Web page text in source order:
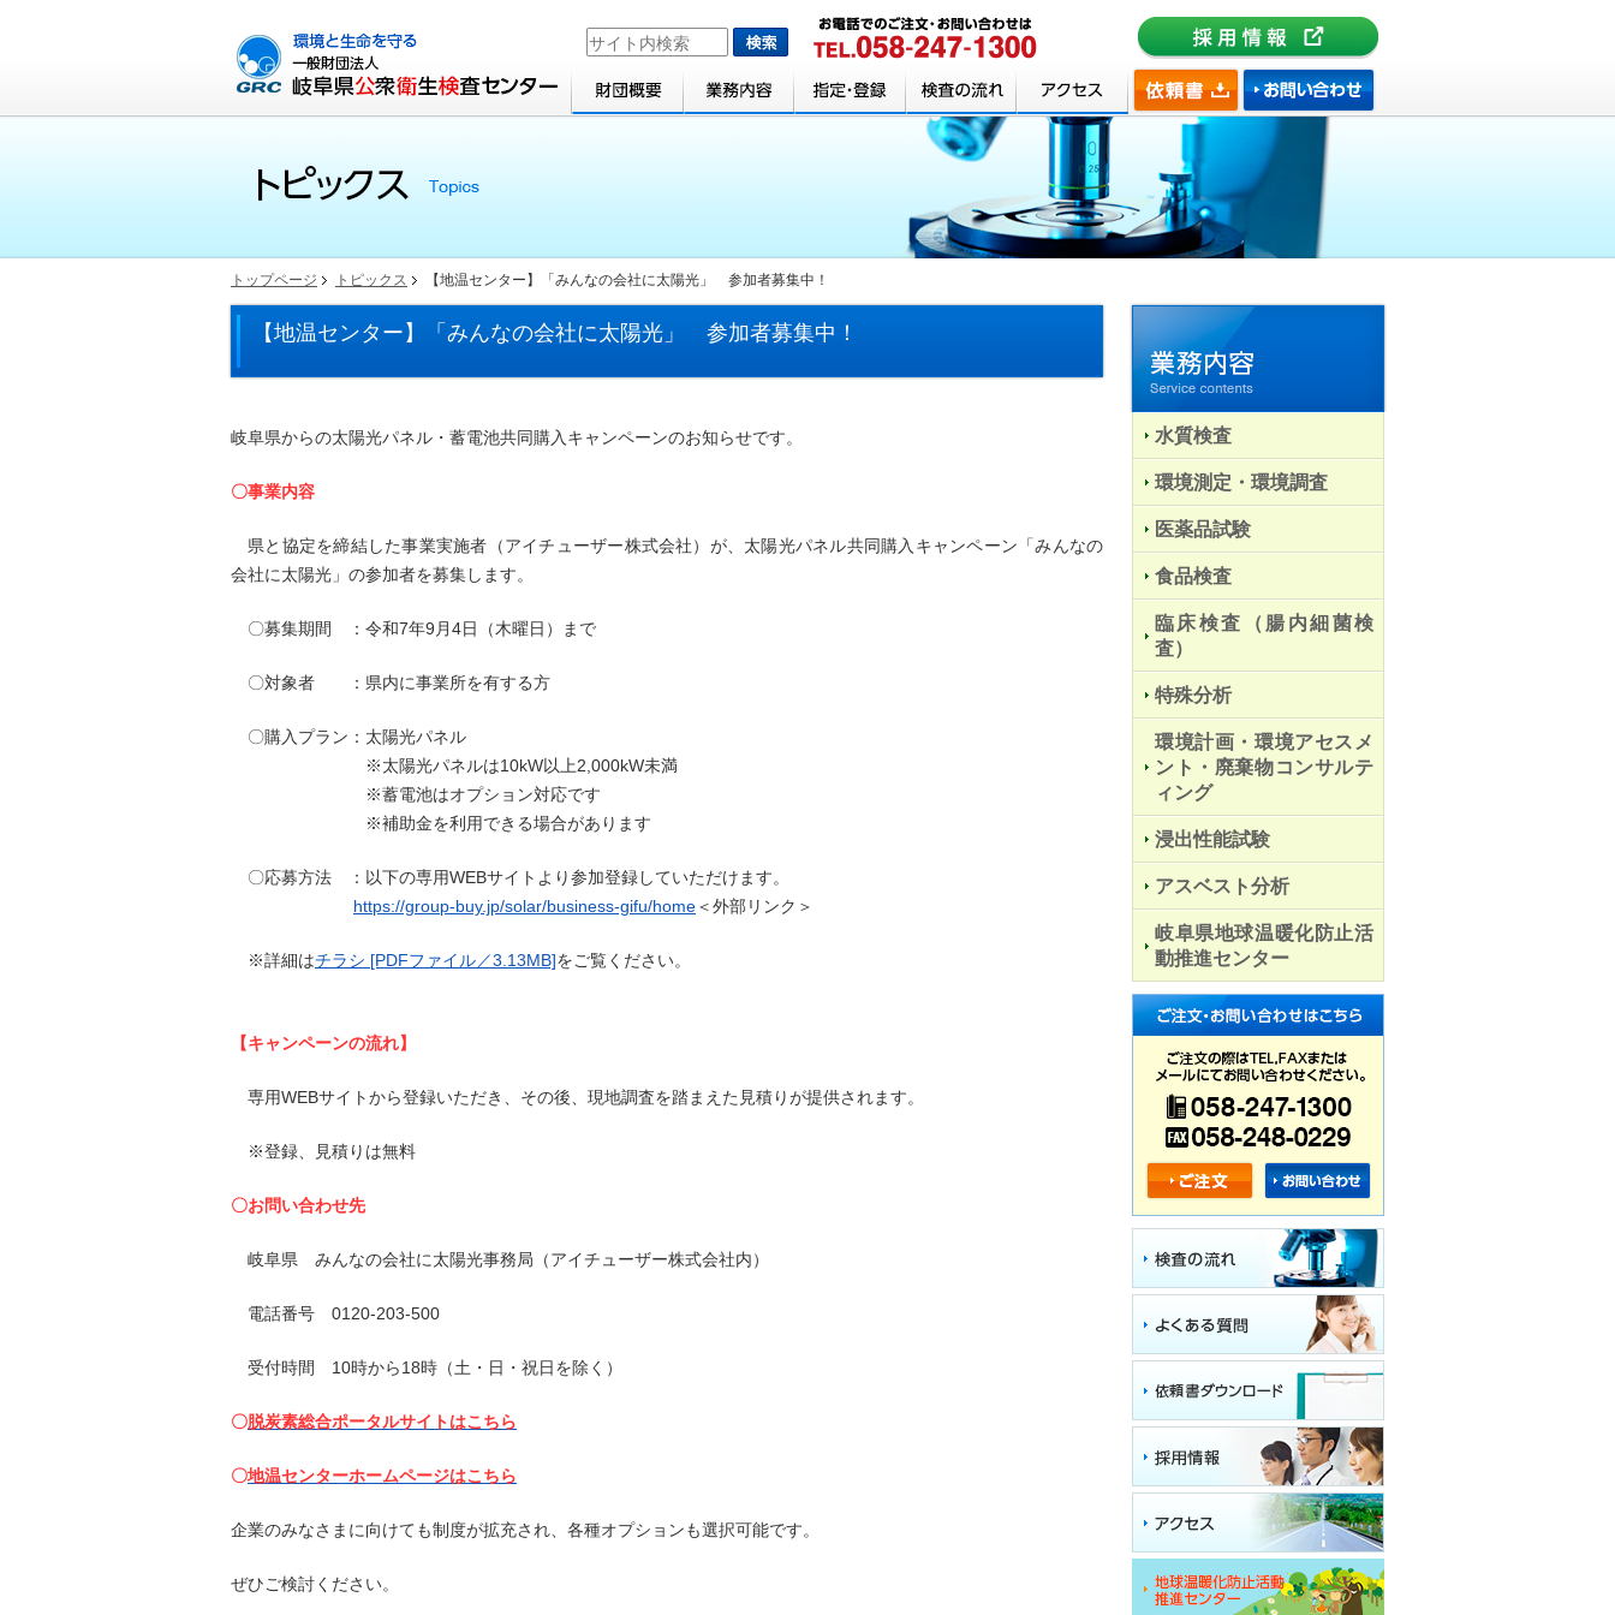
トップページ トピックス 【地温センター】「みんなの会社に太陽光」 参加者募集中！
【地温センター】「みんなの会社に太陽光」 参加者募集中！
岐阜県からの太陽光パネル・蓄電池共同購入キャンペーンのお知らせです。
〇事業内容
県と協定を締結した事業実施者（アイチューザー株式会社）が、太陽光パネル共同購入キャンペーン「みんなの
会社に太陽光」の参加者を募集します。
〇募集期間 ：令和7年9月4日（木曜日）まで
〇対象者 ：県内に事業所を有する方
〇購入プラン：太陽光パネル
※太陽光パネルは10kW以上2,000kW未満
※蓄電池はオプション対応です
​ ※補助金を利用できる場合があります
〇応募方法 ：以下の専用WEBサイトより参加登録していただけます。
https://group-buy.jp/solar/business-gifu/home＜外部リンク＞
※詳細はチラシ [PDFファイル／3.13MB]をご覧ください。
【キャンペーンの流れ】
専用WEBサイトから登録いただき、その後、現地調査を踏まえた見積りが提供されます。
※登録、見積りは無料
〇お問い合わせ先
岐阜県 みんなの会社に太陽光事務局（アイチューザー株式会社内）
電話番号 0120-203-500
受付時間 10時から18時（土・日・祝日を除く）
〇脱炭素総合ポータルサイトはこちら
〇地温センターホームページはこちら
企業のみなさまに向けても制度が拡充され、各種オプションも選択可能です。
ぜひご検討ください。
水質検査
環境測定・環境調査
医薬品試験
食品検査
臨床検査（腸内細菌検
査）
特殊分析
環境計画・環境アセスメ
ント・廃棄物コンサルテ
ィング
浸出性能試験
アスベスト分析
岐阜県地球温暖化防止活
動推進センター